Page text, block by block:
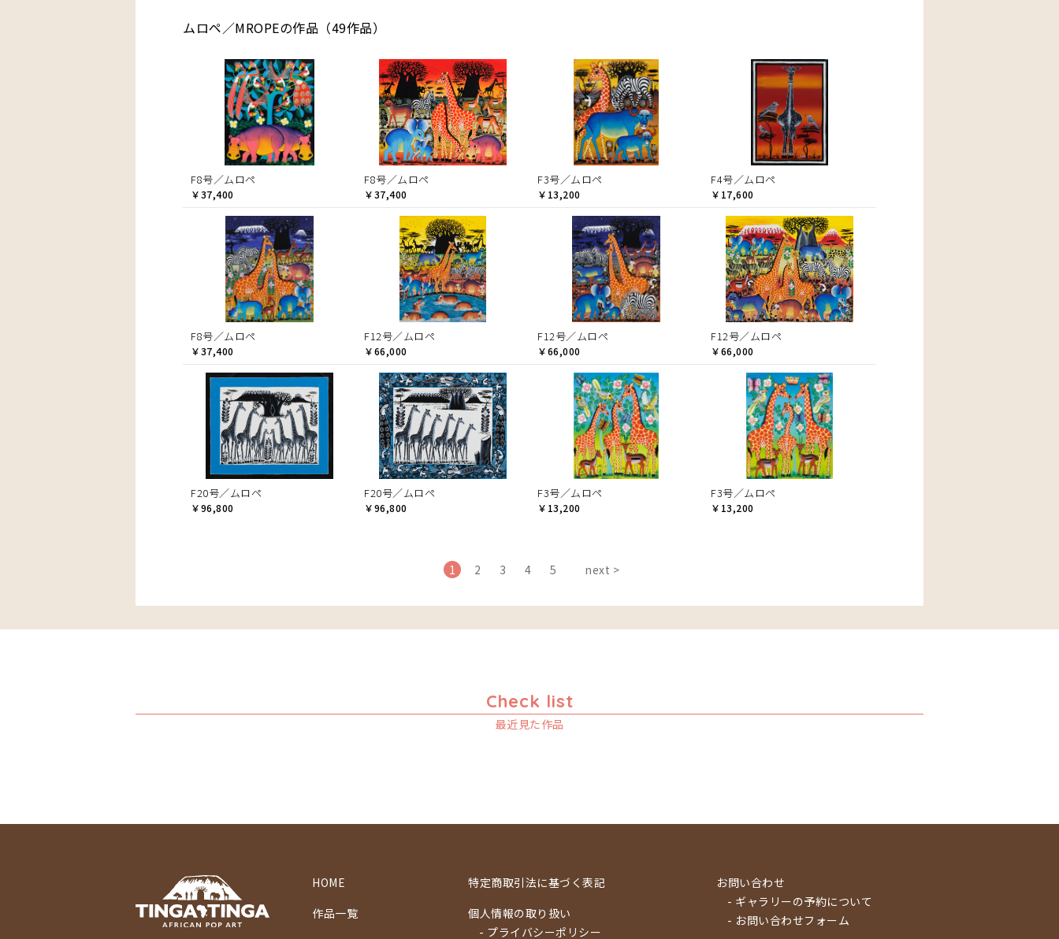
ムロペ／MROPEの作品（49作品）
F8号／ムロペ
￥37,400
F8号／ムロペ
￥37,400
F3号／ムロペ
￥13,200
F4号／ムロペ
￥17,600
F8号／ムロペ
￥37,400
F12号／ムロペ
￥66,000
F12号／ムロペ
￥66,000
F12号／ムロペ
￥66,000
F20号／ムロペ
￥96,800
F20号／ムロペ
￥96,800
F3号／ムロペ
￥13,200
F3号／ムロペ
￥13,200
1 2 3 4 5 next >
Check list
最近見た作品
HOME
作品一覧
特定商取引法に基づく表記
個人情報の取り扱い
- プライバシーポリシー
お問い合わせ
- ギャラリーの予約について
- お問い合わせフォーム